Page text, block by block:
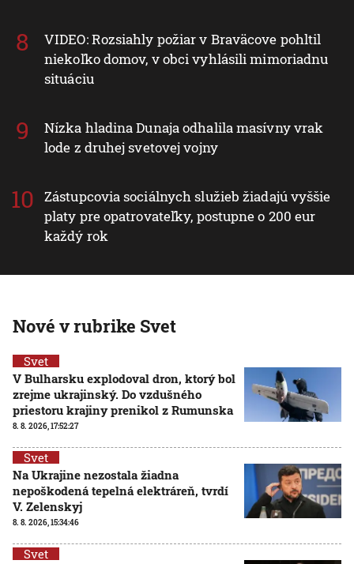
VIDEO: Rozsiahly požiar v Braväcove pohltil
niekoľko domov, v obci vyhlásili mimoriadnu
situáciu
Nízka hladina Dunaja odhalila masívny vrak
lode z druhej svetovej vojny
Zástupcovia sociálnych služieb žiadajú vyššie
platy pre opatrovateľky, postupne o 200 eur
každý rok
Nové v rubrike Svet
Svet
V Bulharsku explodoval dron, ktorý bol
zrejme ukrajinský. Do vzdušného
priestoru krajiny prenikol z Rumunska
8. 8. 2026, 17:52:27
Svet
Na Ukrajine nezostala žiadna
nepoškodená tepelná elektráreň, tvrdí
V. Zelenskyj
8. 8. 2026, 15:34:46
Svet